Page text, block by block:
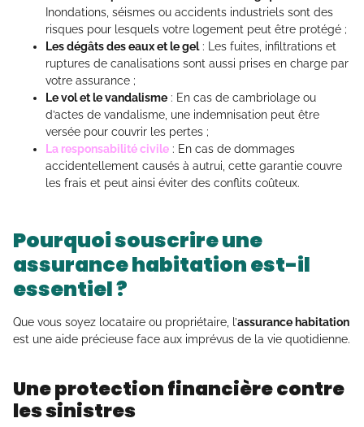
Inondations, séismes ou accidents industriels sont des
risques pour lesquels votre logement peut être protégé ;
Les dégâts des eaux et le gel: Les fuites, infiltrations et
ruptures de canalisations sont aussi prises en charge par
votre assurance ;
Le vol et le vandalisme : En cas de cambriolage ou
d’actes de vandalisme, une indemnisation peut être
versée pour couvrir les pertes ;
La responsabilité civile : En cas de dommages
accidentellement causés à autrui, cette garantie couvre
les frais et peut ainsi éviter des conflits coûteux.
Pourquoi souscrire une
assurance habitation est-il
essentiel ?
Que vous soyez locataire ou propriétaire, l’assurance habitation
est une aide précieuse face aux imprévus de la vie quotidienne.
Une protection financière contre
les sinistres